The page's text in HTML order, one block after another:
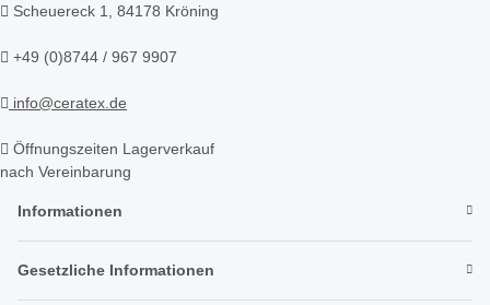
Scheuereck 1, 84178 Kröning
+49 (0)8744 / 967 9907
info@ceratex.de
Öffnungszeiten Lagerverkauf
nach Vereinbarung
Informationen
Gesetzliche Informationen